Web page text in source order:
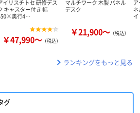
イリスチトセ 研修デス
キャスター付き 幅
奥行4…
￥47,990～ （税込）
マルチワーク 木製 パネル
デスク
￥21,900～ （税込）
ア
ランキングをもっと見る
グ